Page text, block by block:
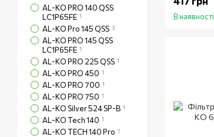
В наявності
AL-KO PRO 140 QSS
LC1P65FE 1
AL-KO Pro 145 QSS 3
AL-KO PRO 145 QSS
LC1P65FE 1
AL-KO PRO 225 QSS 1
AL-KO PRO 450 1
AL-KO PRO 700 1
AL-KO PRO 750 1
AL-KO Silver 524 SP-B 1
AL-KO Tech 140 1
AL-KO TECH 140 Pro 1